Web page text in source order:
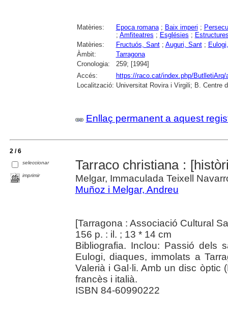
Matèries: Epoca romana; Baix imperi ;
; Amfiteatres ; Esglésies ;
Matèries:
Fructuós, Sant; Auguri, Sant;
Àmbit:
Tarragona
Cronologia:
259; [1994]
Accés:
https://raco.cat/index.php/ButlletiArq/
Localització: Universitat Rovira i Virgili; B. Centre
Enllaç permanent a aquest
2 / 6
seleccionar
imprimir
Tarraco christiana :
Melgar, Immaculada Teixell
Muñoz i Melgar, Andreu
[Tarragona : Associació Cultural
156 p. : il. ; 13 * 14 cm
Bibliografia. Inclou: Passió dels
Eulogi, diaques, immolats a
Valerià i Gal·li. Amb un disc òptic
francès i italià.
ISBN 84-60990222